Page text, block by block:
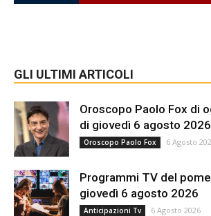
GLI ULTIMI ARTICOLI
Oroscopo Paolo Fox di
di giovedì 6 agosto 2026
Oroscopo Paolo Fox 6 Agosto
Programmi TV del
giovedì 6 agosto 2026
Anticipazioni Tv 6 Agosto 2026